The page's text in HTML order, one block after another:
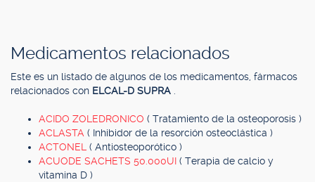
Medicamentos relacionados
Este es un listado de algunos de los medicamentos, fármacos
relacionados con ELCAL-D SUPRA
ACIDO ZOLEDRONICO ( Tratamiento de la osteoporosis )
ACLASTA ( Inhibidor de la resorción osteoclástica )
ACTONEL ( Antiosteoporótico )
ACUODE SACHETS 50.000UI ( Terapia de calcio y
vitamina D )